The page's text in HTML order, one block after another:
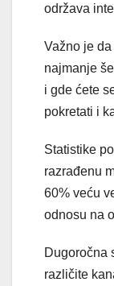
održava
Važno je
najmanje
i gde ćete
pokretati i
Statistike
razrađenu
60% veću
odnosu na
Dugoročna
različite